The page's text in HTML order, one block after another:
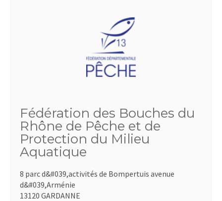
Fédération des Bouches du
Rhône de Pêche et de
Protection du Milieu
Aquatique
8 parc d&#039,activités de Bompertuis avenue
d&#039,Arménie
13120 GARDANNE